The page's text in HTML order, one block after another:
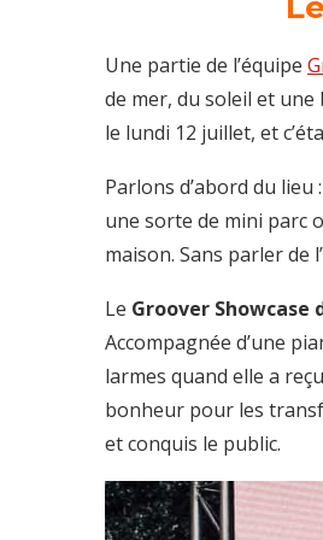
Une partie de l’équipe
de mer, du soleil et
le lundi 12 juillet, et
Parlons d’abord du lieu :
une sorte de mini parc
maison. Sans parler de
Le Groover Showcase
Accompagnée d’une
larmes quand elle a
bonheur pour les
et conquis le public.